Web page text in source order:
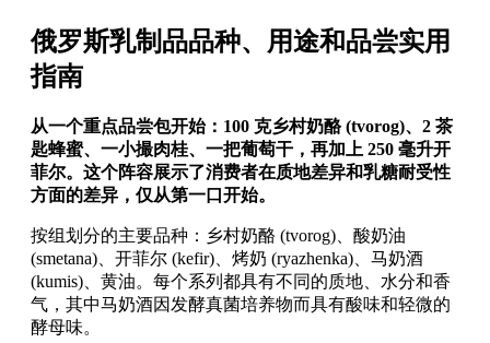
俄罗斯乳制品品种、用途和品尝实用
指南
从一个重点品尝包开始：100 克乡村奶酪 (tvorog)、2 茶
匙蜂蜜、一小撮肉桂、一把葡萄干，再加上 250 毫升开
菲尔。这个阵容展示了消费者在质地差异和乳糖耐受性
方面的差异，仅从第一口开始。
按组划分的主要品种：乡村奶酪 (tvorog)、酸奶油
(smetana)、开菲尔 (kefir)、烤奶 (ryazhenka)、马奶酒
(kumis)、黄油。每个系列都具有不同的质地、水分和香
气，其中马奶酒因发酵真菌培养物而具有酸味和轻微的
酵母味。